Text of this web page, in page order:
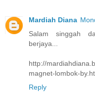
Mardiah Diana
Salam singgah
berjaya...
http://
magnet-lombok-
Reply